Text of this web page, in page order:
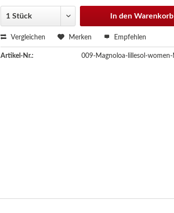
In den Warenkorb
Vergleichen Merken Empfehlen
Artikel-Nr.: 009-Magnoloa-lillesol-